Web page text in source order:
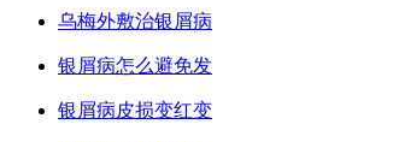
乌梅外敷治银屑病
银屑病怎么避免发
银屑病皮损变红变